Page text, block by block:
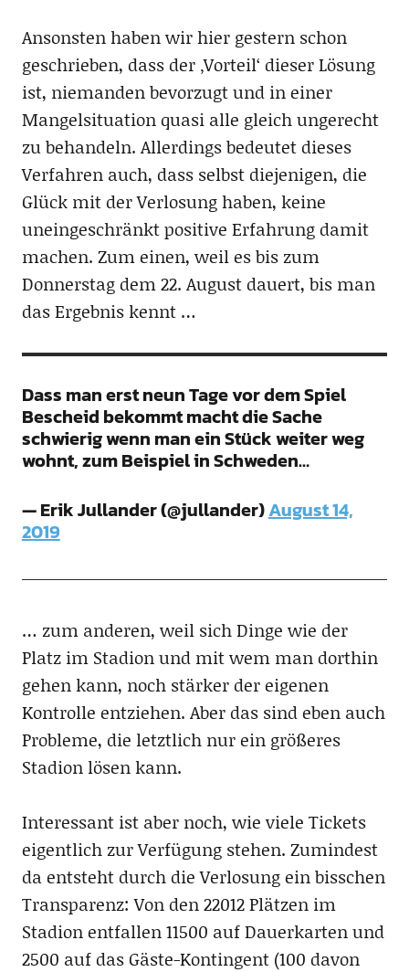
Ansonsten haben wir hier gestern schon
geschrieben, dass der ‚Vorteil‘ dieser Lösung
ist, niemanden bevorzugt und in einer
Mangelsituation quasi alle gleich ungerecht
zu behandeln. Allerdings bedeutet dieses
Verfahren auch, dass selbst diejenigen, die
Glück mit der Verlosung haben, keine
uneingeschränkt positive Erfahrung damit
machen. Zum einen, weil es bis zum
Donnerstag dem 22. August dauert, bis man
das Ergebnis kennt …
Dass man erst neun Tage vor dem Spiel
Bescheid bekommt macht die Sache
schwierig wenn man ein Stück weiter weg
wohnt, zum Beispiel in Schweden…
— Erik Jullander (@jullander)August 14,
2019
… zum anderen, weil sich Dinge wie der
Platz im Stadion und mit wem man dorthin
gehen kann, noch stärker der eigenen
Kontrolle entziehen. Aber das sind eben auch
Probleme, die letztlich nur ein größeres
Stadion lösen kann.
Interessant ist aber noch, wie viele Tickets
eigentlich zur Verfügung stehen. Zumindest
da entsteht durch die Verlosung ein bisschen
Transparenz: Von den 22012 Plätzen im
Stadion entfallen 11500 auf Dauerkarten und
2500 auf das Gäste-Kontingent (100 davon